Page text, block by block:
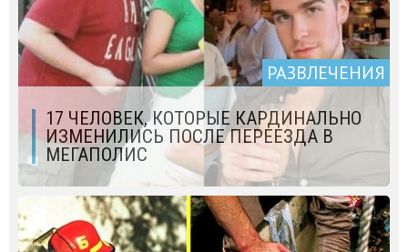
РАЗВЛЕЧЕНИЯ
17 ЧЕЛОВЕК, КОТОРЫЕ КАРДИНАЛЬНО
ИЗМЕНИЛИСЬ ПОСЛЕ ПЕРЕЕЗДА В
МЕГАПОЛИС